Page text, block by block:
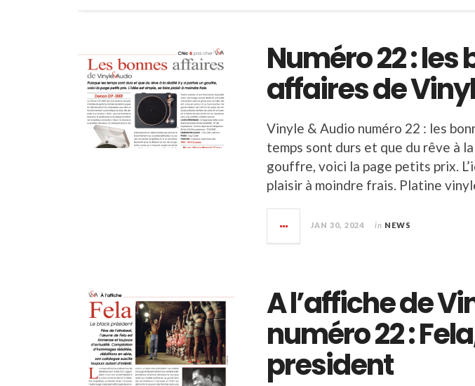
Numéro 22 : les
affaires de
Vinyle & Audio numéro 22 : les
temps sont durs et que du rêve à
gouffre, voici la page petits prix.
plaisir à moindre frais. Platine
JAN 30, 2024 in NEWS
A l’affiche de
numéro 22 :
president